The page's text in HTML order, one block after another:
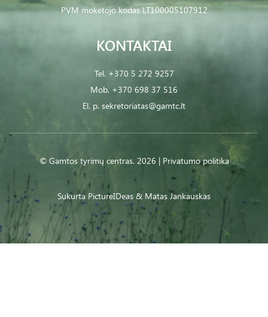
PVM mokėtojo kodas LT100005107912
KONTAKTAI
Tel. +370 5 272 9257
Mob. +370 698 37 516
El. p. sekretoriatas@gamtc.lt
© Gamtos tyrimų centras. 2026 | Privatumo politika
Sukurta PictureIDeas & Matas Jankauskas